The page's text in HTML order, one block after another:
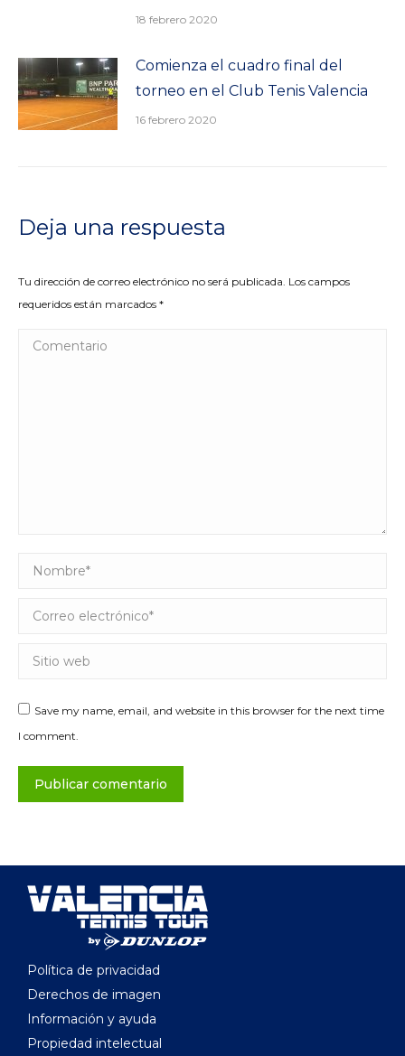
18 febrero 2020
Comienza el cuadro final del
torneo en el Club Tenis Valencia
16 febrero 2020
Deja una respuesta
Tu dirección de correo electrónico no será publicada. Los campos
requeridos están marcados *
Comentario
Nombre *
Correo electrónico *
Sitio web
Save my name, email, and website in this browser for the next time
I comment.
Publicar comentario
Política de privacidad
Derechos de imagen
Información y ayuda
Propiedad intelectual